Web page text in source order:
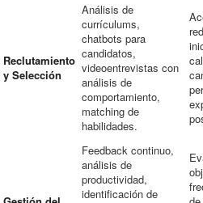
Reclutamiento
y Selección
Análisis de
currículums,
chatbots para
candidatos,
videoentrevistas con
análisis de
comportamiento,
matching de
habilidades.
Feedback continuo,
análisis de
productividad,
identificación de